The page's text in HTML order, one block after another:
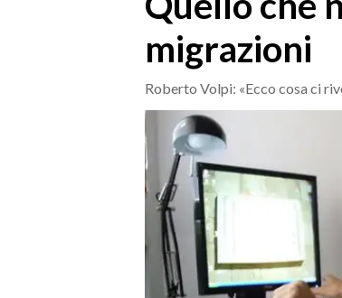
migrazioni
Roberto Volpi: «Ecco cosa ci